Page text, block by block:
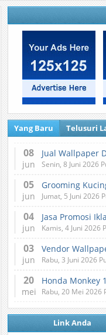
Yang Baru Telusuri
08
jun
Jual Wallpaper
Senin, 8 Juni 2026
05
jun Jumat, 5 Juni 2026
04
jun
Jasa Promosi
Kamis, 4 Juni 2026
03
jun
Vendor
Rabu, 3 Juni 2026
20
mei
Honda Monkey
Rabu, 20 Mei 2026
Link Anda